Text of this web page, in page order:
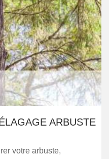
ARBUSTE
votre arbuste,